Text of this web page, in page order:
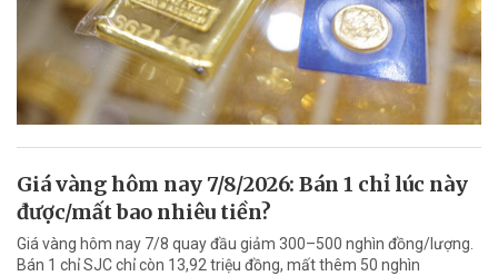
Giá vàng hôm nay 7/8/2026: Bán 1 chỉ lúc này
được/mất bao nhiêu tiền?
Giá vàng hôm nay 7/8 quay đầu giảm 300–500 nghìn đồng/lượng.
Bán 1 chỉ SJC chỉ còn 13,92 triệu đồng, mất thêm 50 nghìn